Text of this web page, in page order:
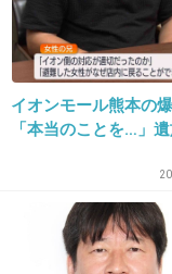
22. 匿名2019/11/06(水) 17:41:27
>>11
車で竹林に入
2019/11/06(水) 17:41:56
イオンモール熊本の
「本当のことを…」